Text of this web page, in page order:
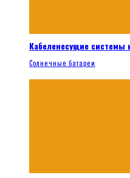
Кабеленесущие системы
Солнечные батареи